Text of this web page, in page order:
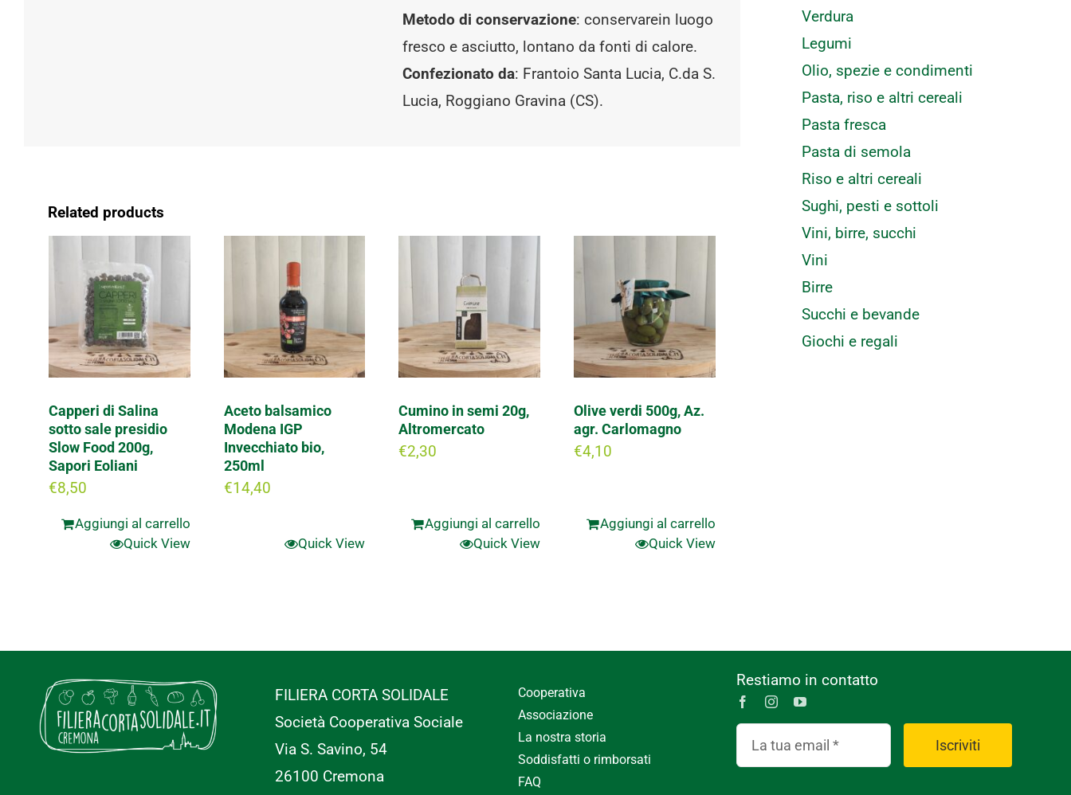
Metodo di conservazione: conservarein luogo
fresco e asciutto, lontano da fonti di calore.
Confezionato da: Frantoio Santa Lucia, C.da S.
Lucia, Roggiano Gravina (CS).
Related products
Capperi di Salina
sotto sale presidio
Slow Food 200g,
Sapori Eoliani
€8,50
Aggiungi al carrello
Quick View
Aceto balsamico
Modena IGP
Invecchiato bio,
250ml
€14,40
Quick View
Cumino in semi 20g,
Altromercato
€2,30
Aggiungi al carrello
Quick View
Olive verdi 500g, Az.
agr. Carlomagno
€4,10
Aggiungi al carrello
Quick View
Verdura
Legumi
Olio, spezie e condimenti
Pasta, riso e altri cereali
Pasta fresca
Pasta di semola
Riso e altri cereali
Sughi, pesti e sottoli
Vini, birre, succhi
Vini
Birre
Succhi e bevande
Giochi e regali
FILIERA CORTA SOLIDALE
Società Cooperativa Sociale
Via S. Savino, 54
26100 Cremona
Cooperativa
Associazione
La nostra storia
Soddisfatti o rimborsati
FAQ
Restiamo in contatto
Iscriviti